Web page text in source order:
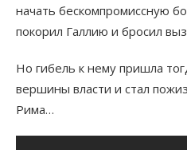
начать бескомпромиссную
покорил Галлию и бросил
Но гибель к нему пришла
вершины власти и стал
Рима…